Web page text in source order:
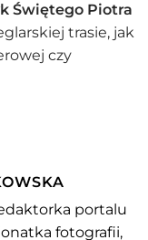
Świętego Piotra
trasie, jak
czy
portalu
fotografii,